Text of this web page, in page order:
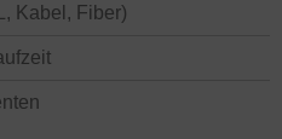
Kabel, Fiber)